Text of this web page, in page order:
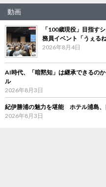
動画
「100歳現役」目指す
務員イベント「うぇる
2026年8月4日
AI時代、「暗黙知」は継承できるの
ル
2026年8月3日
紀伊勝浦の魅力を堪能 ホテル浦島、
2026年8月3日